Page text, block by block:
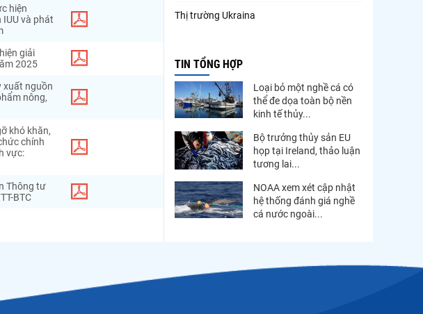
hiện
và phát
giải
2025
xuất nguồn
nông,
khó khăn,
chính
vực:
Thông tư
BTC
Thị trường Ukraina
Thị trường Trung Quốc
Thị trường Papua New Guinea
Thị trường New Zealand
Thị trường Đài Loan
Thị trường Hàn Quốc
Thị trường Mỹ
Thị trường EU
Thị trường Việt Nam
TIN TỔNG HỢP
Loại bỏ một nghề cá có
thể đe dọa toàn bộ nền
kinh tế thủy...
Bộ trưởng thủy sản EU
họp tại Ireland, thảo luận
tương lai...
NOAA xem xét cập nhật
hệ thống đánh giá nghề
cá nước ngoài...